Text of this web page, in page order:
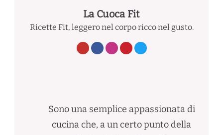
La Cuoca Fit
Ricette Fit, leggero nel corpo ricco nel gusto.
Sono una semplice appassionata di
cucina che, a un certo punto della